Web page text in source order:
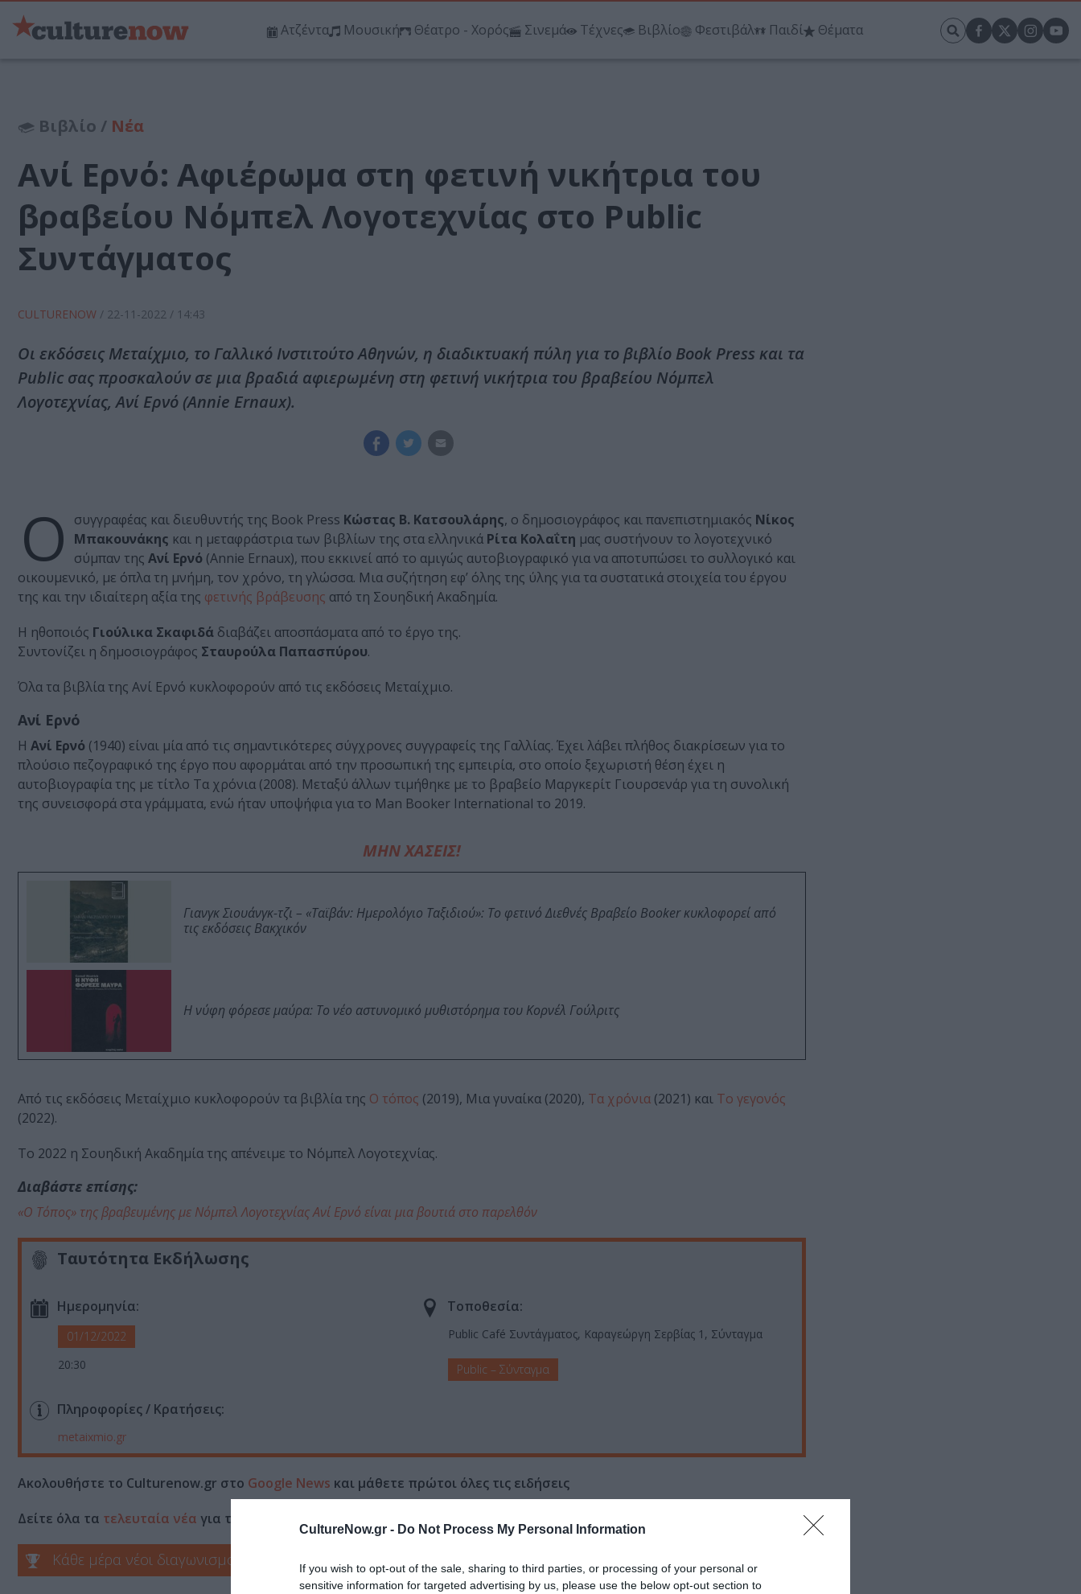
CultureNow.gr - Do Not Process My Personal Information
If you wish to opt-out of the sale, sharing to third parties, or processing of your personal or
sensitive information for targeted advertising by us, please use the below opt-out section to
Ατζέντα Μουσική Θέατρο - Χορός Σινεμά Τέχνες Βιβλίο Φεστιβάλ Παιδί Θέματα
Βιβλίο / Νέα
Ανί Ερνό: Αφιέρωμα στη φετινή νικήτρια του
βραβείου Νόμπελ Λογοτεχνίας στο Public
Συντάγματος
CULTURENOW / 22-11-2022 / 14:43
Οι εκδόσεις Μεταίχμιο, το Γαλλικό Ινστιτούτο Αθηνών, η διαδικτυακή πύλη για το βιβλίο Book Press και τα
Public σας προσκαλούν σε μια βραδιά αφιερωμένη στη φετινή νικήτρια του βραβείου Νόμπελ
Λογοτεχνίας, Ανί Ερνό (Annie Ernaux).
Ο συγγραφέας και διευθυντής της Book Press Κώστας B. Κατσουλάρης, ο δημοσιογράφος και πανεπιστημιακός Νίκος
Μπακουνάκης και η μεταφράστρια των βιβλίων της στα ελληνικά Ρίτα Κολαΐτη μας συστήνουν το λογοτεχνικό
σύμπαν της Ανί Ερνό (Annie Ernaux), που εκκινεί από το αμιγώς αυτοβιογραφικό για να αποτυπώσει το συλλογικό και
οικουμενικό, με όπλα τη μνήμη, τον χρόνο, τη γλώσσα. Μια συζήτηση εφ’ όλης της ύλης για τα συστατικά στοιχεία του έργου
της και την ιδιαίτερη αξία της φετινής βράβευσης από τη Σουηδική Ακαδημία.
Η ηθοποιός Γιούλικα Σκαφιδά διαβάζει αποσπάσματα από το έργο της.
Συντονίζει η δημοσιογράφος Σταυρούλα Παπασπύρου.
Όλα τα βιβλία της Ανί Ερνό κυκλοφορούν από τις εκδόσεις Μεταίχμιο.
Ανί Ερνό
Η Ανί Ερνό (1940) είναι μία από τις σημαντικότερες σύγχρονες συγγραφείς της Γαλλίας. Έχει λάβει πλήθος διακρίσεων για το
πλούσιο πεζογραφικό της έργο που αφορμάται από την προσωπική της εμπειρία, στο οποίο ξεχωριστή θέση έχει η
αυτοβιογραφία της με τίτλο Τα χρόνια (2008). Μεταξύ άλλων τιμήθηκε με το βραβείο Μαργκερίτ Γιουρσενάρ για τη συνολική
της συνεισφορά στα γράμματα, ενώ ήταν υποψήφια για το Man Booker International το 2019.
ΜΗΝ ΧΑΣΕΙΣ!
Γιανγκ Σιουάνγκ-τζι – «Ταϊβάν: Ημερολόγιο Ταξιδιού»: Το φετινό Διεθνές Βραβείο Booker κυκλοφορεί από
τις εκδόσεις Βακχικόν
Η νύφη φόρεσε μαύρα: Το νέο αστυνομικό μυθιστόρημα του Κορνέλ Γούλριτς
Από τις εκδόσεις Μεταίχμιο κυκλοφορούν τα βιβλία της Ο τόπος (2019), Μια γυναίκα (2020), Τα χρόνια (2021) και Το γεγονός
(2022).
Το 2022 η Σουηδική Ακαδημία της απένειμε το Νόμπελ Λογοτεχνίας.
Διαβάστε επίσης:
«Ο Τόπος» της βραβευμένης με Νόμπελ Λογοτεχνίας Ανί Ερνό είναι μια βουτιά στο παρελθόν
Ταυτότητα Εκδήλωσης
Ημερομηνία:
01/12/2022
20:30
Τοποθεσία:
Public Café Συντάγματος, Καραγεώργη Σερβίας 1, Σύνταγμα
Public – Σύνταγμα
Πληροφορίες / Κρατήσεις:
metaixmio.gr
Ακολουθήστε το Culturenow.gr στο Google News και μάθετε πρώτοι όλες τις ειδήσεις
Δείτε όλα τα τελευταία νέα για την Τέχνη και τον Πολιτισμό στο
Κάθε μέρα νέοι διαγωνισμοί στο Culturenow.gr Δες εδώ!